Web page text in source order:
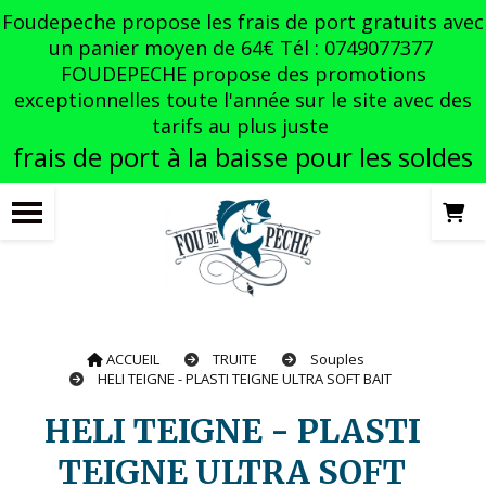
Foudepeche propose les frais de port gratuits avec
un panier moyen de 64€ Tél : 0749077377
FOUDEPECHE propose des promotions
exceptionnelles toute l'année sur le site avec des
tarifs au plus juste
frais de port à la baisse pour les soldes
ACCUEIL TRUITE
Souples
HELI TEIGNE - PLASTI TEIGNE ULTRA SOFT BAIT
HELI TEIGNE - PLASTI
TEIGNE ULTRA SOFT